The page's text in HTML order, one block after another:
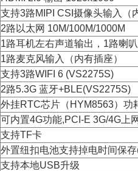
支持3路MIPI CSI摄像头输入（
2路以太网 10M/100M/1000M
1路耳机左右声道输出，1路喇
1路麦克风输入（内有插座）
支持3路WIFI 6 (VS2275S)
2路5.3G 蓝牙+BLE(VS2275S)
外挂RTC芯片 （HYM8563）功
可内置4G功能,PCI-E 3G/4G上
支持TF卡
外置纽扣电池支持掉电时间保
支持本地USB升级